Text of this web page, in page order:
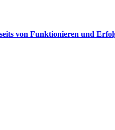
von Funktionieren und